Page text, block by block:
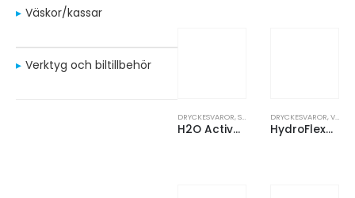
Väskor/kassar
Verktyg och biltillbehör
DRYCKESVAROR,SPORTFLASKOR
H2O Active® Treble 750 ml sportflaska med piplock
DRYCKESVAROR,VATTENFLASKOR
HydroFlex™ 500 ml klämbar sportflaska